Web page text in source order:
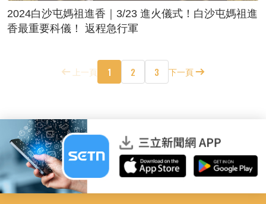
2024白沙屯媽祖進香｜3/23 進火儀式！白沙屯媽祖進
香最重要科儀！ 返程急行軍
上一頁 1 2 3 下一頁